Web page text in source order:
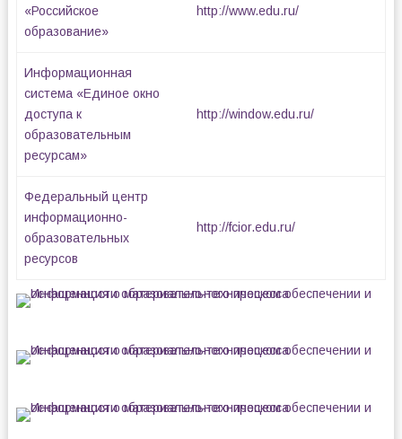
«Российское
образование»
http://www.edu.ru/
Информационная
система «Единое окно
доступа к
образовательным
ресурсам»
http://window.edu.ru/
Федеральный центр
информационно-
образовательных
ресурсов
http://fcior.edu.ru/